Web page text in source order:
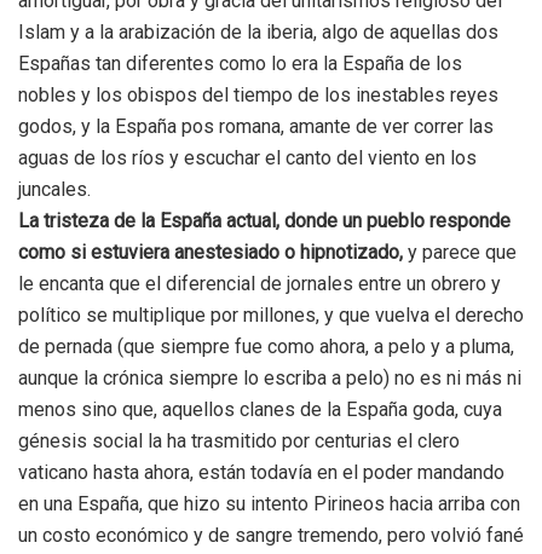
Islam y a la arabización de la iberia, algo de aquellas dos
Españas tan diferentes como lo era la España de los
nobles y los obispos del tiempo de los inestables reyes
godos, y la España pos romana, amante de ver correr las
aguas de los ríos y escuchar el canto del viento en los
juncales.
La tristeza de la España actual, donde un pueblo responde
como si estuviera anestesiado o hipnotizado, y parece que
le encanta que el diferencial de jornales entre un obrero y
político se multiplique por millones, y que vuelva el derecho
de pernada (que siempre fue como ahora, a pelo y a pluma,
aunque la crónica siempre lo escriba a pelo) no es ni más ni
menos sino que, aquellos clanes de la España goda, cuya
génesis social la ha trasmitido por centurias el clero
vaticano hasta ahora, están todavía en el poder mandando
en una España, que hizo su intento Pirineos hacia arriba con
un costo económico y de sangre tremendo, pero volvió fané